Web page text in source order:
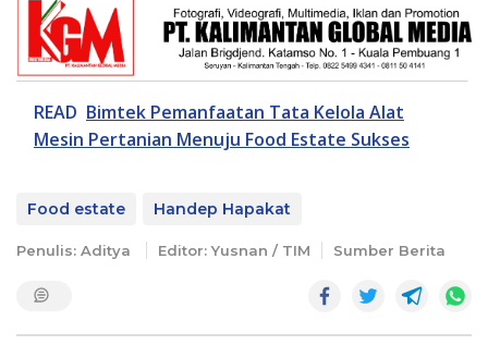
READ Bimtek Pemanfaatan Tata Kelola Alat
Mesin Pertanian Menuju Food Estate Sukses
Food estate Handep Hapakat
Penulis: Aditya Editor: Yusnan / TIM Sumber Berita